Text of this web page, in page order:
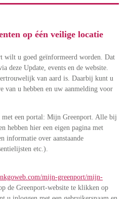
op één veilige locatie
wilt u goed geïnformeerd worden. Dat
deze Update, events en de website.
van aard is. Daarbij kunt u
van u hebben en uw aanmelding voor
met een portal: Mijn Greenport. Alle bij
hebben hier een eigen pagina met
informatie over aanstaande
etc.).
mijn-greenport/mijn-
de Greenport-website te klikken op